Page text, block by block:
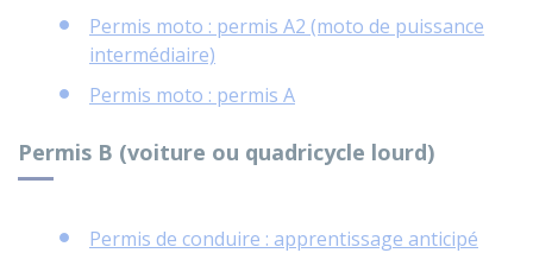
Permis moto : permis A2 (moto de puissance
intermédiaire)
Permis moto : permis A
Permis B (voiture ou quadricycle lourd)
Permis de conduire : apprentissage anticipé